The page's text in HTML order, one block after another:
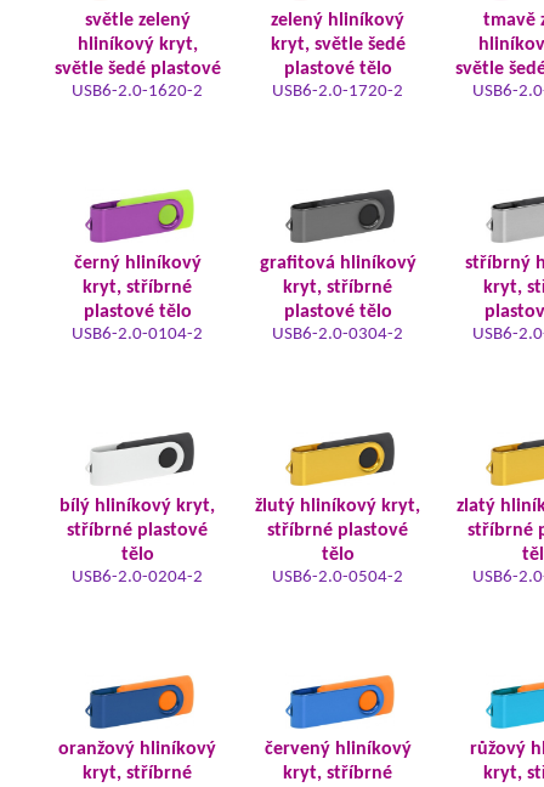
světle zelený
hliníkový kryt,
světle šedé plastové
USB6-2.0-1620-2
zelený hliníkový
kryt, světle šedé
plastové tělo
USB6-2.0-1720-2
tmavě
světle
USB6-
černý hliníkový
kryt, stříbrné
plastové tělo
USB6-2.0-0104-2
grafitová hliníkový
kryt, stříbrné
plastové tělo
USB6-2.0-0304-2
stříbrný
kryt,
USB6-
bílý hliníkový kryt,
stříbrné plastové
tělo
USB6-2.0-0204-2
žlutý hliníkový kryt,
stříbrné plastové
tělo
USB6-2.0-0504-2
zlatý
stříbrné
USB6-
oranžový hliníkový
kryt, stříbrné
červený hliníkový
kryt, stříbrné
růžový
kryt,